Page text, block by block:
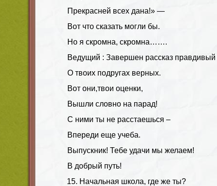
Прекрасней всех дана!» —
Вот что сказать могли бы.
Но я скромна, скромна…….
Ведущий : Завершен рассказ правдивый
О твоих подругах верных.
Вот они,твои оценки,
Вышли словно на парад!
С ними ты не расстаешься –
Впереди еще учеба.
Выпускник! Тебе удачи мы желаем!
В добрый путь!
Начальная школа, где же ты?